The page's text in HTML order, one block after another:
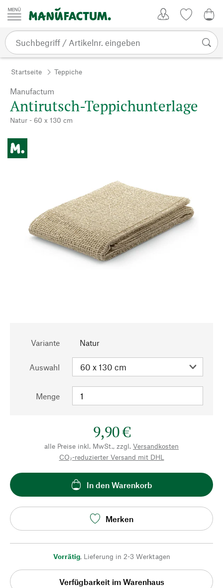
Zum Inhalt springen
Startseite Teppiche
Manufactum
Antirutsch-Teppichunterlage
Natur - 60 x 130 cm
Variante Natur
Auswahl
Menge
9,90 €
alle Preise inkl. MwSt., zzgl. Versandkosten
CO₂-reduzierter Versand mit DHL
In den Warenkorb
Merken
Vorrätig, Lieferung in 2-3 Werktagen
Verfügbarkeit im Warenhaus